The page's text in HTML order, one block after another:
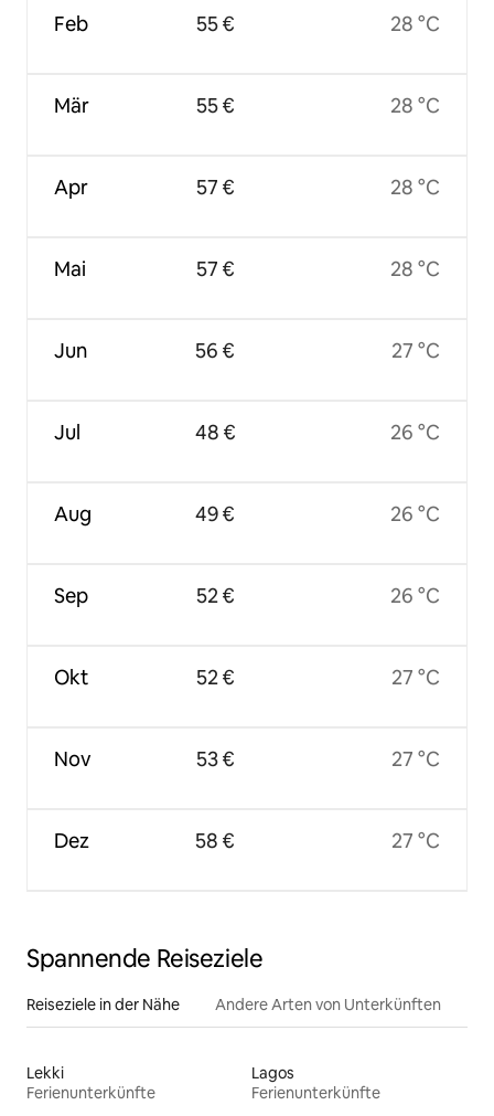
Feb
Mär
Apr
Mai
Jun
Jul
Aug
Sep
Okt
Nov
Dez
55 €
55 €
57 €
57 €
56 €
48 €
49 €
52 €
52 €
53 €
58 €
28 °C
28 °C
28 °C
28 °C
27 °C
26 °C
26 °C
26 °C
27 °C
27 °C
27 °C
Spannende Reiseziele
Reiseziele in der Nähe Andere Arten von Unterkünften
Lekki
Ferienunterkünfte
Lagos
Ferienunterkünfte